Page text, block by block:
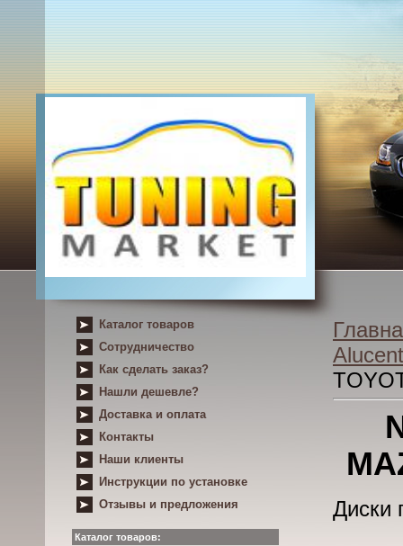
Каталог товаров
Сотрудничество
Как сделать заказ?
Нашли дешевле?
Доставка и оплата
Контакты
Наши клиенты
Инструкции по установке
Отзывы и предложения
Каталог товаров:
Диски